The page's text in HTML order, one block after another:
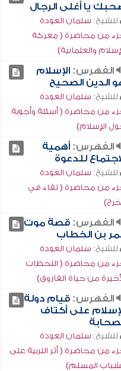
يا أغلى الرجال
للشيخ: سلمان العودة
من محاضرة ( معركة
والعلمانية)
الفهرس:الإسلام
الدين الصحيح
للشيخ: سلمان العودة
من محاضرة ( أسئلة وأجوبة
الإسلام)
الفهرس:أهمية
للدعوة
للشيخ: سلمان العودة
من محاضرة ( لقاء في
الفهرس:قصة موت
بن الخطاب
للشيخ: سلمان العودة
من محاضرة ( اللحظات
من حياة الفاروق)
الفهرس:قيام دولة
على أكتاف
للشيخ: سلمان العودة
من محاضرة ( أثر التربية على
المسلم)